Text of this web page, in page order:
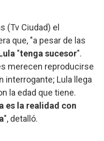
(Tv Ciudad) el
que, "a pesar de las
"tenga sucesor".
merecen reproducirse
interrogante; Lula llega
la edad que tiene.
es la realidad con
", detalló.